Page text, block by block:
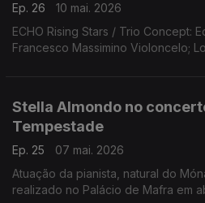
Ep. 26
10 mai. 2026
ECHO Rising Stars / Trio Concept:
Francesco Massimino Violoncelo;
Stella Almondo no
Tempestade
Ep. 25
07 mai. 2026
Atuação da pianista, natural do
realizado no Palácio de Mafra em